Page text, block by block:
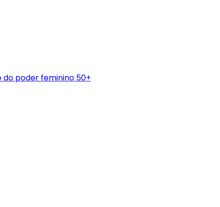
poder feminino 50+